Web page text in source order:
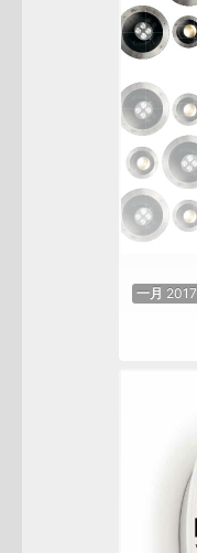
一月 2017